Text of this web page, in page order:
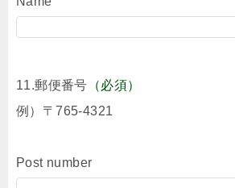
11.郵便番号 （必須）
例）〒765-4321
Post number